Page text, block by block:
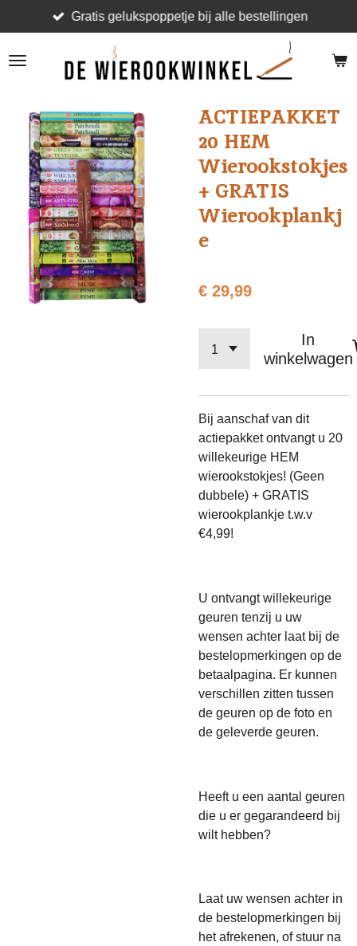
direct
naar
Gratis gelukspoppetje bij alle bestellingen
ACTIEPAKKET
20 HEM
Wierookstokjes
+ GRATIS
Wierookplankj
e
€ 29,99
In
winkelwagen
Bij aanschaf van dit
actiepakket ontvangt u 20
willekeurige HEM
wierookstokjes! (Geen
dubbele) + GRATIS
wierookplankje t.w.v
€4,99!
U ontvangt willekeurige
geuren tenzij u uw
wensen achter laat bij de
bestelopmerkingen op de
betaalpagina. Er kunnen
verschillen zitten tussen
de geuren op de foto en
de geleverde geuren.
Heeft u een aantal geuren
die u er gegarandeerd bij
wilt hebben?
Laat uw wensen achter in
de bestelopmerkingen bij
het afrekenen, of stuur na